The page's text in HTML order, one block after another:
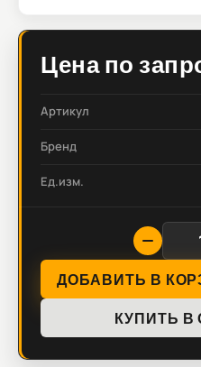
Цена по
Артикул
Бренд
Ед.изм.
ДОБАВИТЬ В
КУПИТЬ В